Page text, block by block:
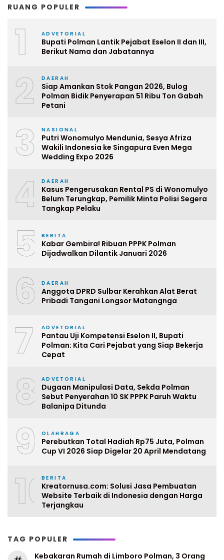
RUANG POPULER
1 ADVETORIAL
Bupati Polman Lantik Pejabat Eselon II dan III,
Berikut Nama dan Jabatannya
2 DAERAH
Siap Amankan Stok Pangan 2026, Bulog
Polman Bidik Penyerapan 51 Ribu Ton Gabah
Petani
3 NASIONAL
Putri Wonomulyo Mendunia, Sesya Afriza
Wakili Indonesia ke Singapura Even Mega
Wedding Expo 2026
4 DAERAH
Kasus Pengerusakan Rental PS di Wonomulyo
Belum Terungkap, Pemilik Minta Polisi Segera
Tangkap Pelaku
5 BERITA
Kabar Gembira! Ribuan PPPK Polman
Dijadwalkan Dilantik Januari 2026
6 DAERAH
Anggota DPRD Sulbar Kerahkan Alat Berat
Pribadi Tangani Longsor Matangnga
7 ADVETORIAL
Pantau Uji Kompetensi Eselon II, Bupati
Polman: Kita Cari Pejabat yang Siap Bekerja
Cepat
8 ADVETORIAL
Dugaan Manipulasi Data, Sekda Polman
Sebut Penyerahan 10 SK PPPK Paruh Waktu
Balanipa Ditunda
9 OLAHRAGA
Perebutkan Total Hadiah Rp75 Juta, Polman
Cup VI 2026 Siap Digelar 20 April Mendatang
10BERITA
Kreatornusa.com: Solusi Jasa Pembuatan
Website Terbaik di Indonesia dengan Harga
Terjangkau
TAG POPULER
Kebakaran Rumah di Limboro Polman, 3 Orang